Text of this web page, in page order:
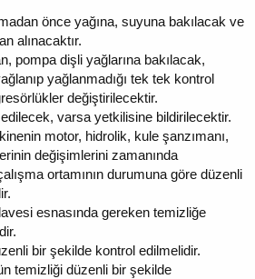
önce yağına, suyuna bakılacak ve
alınacaktır.
pompa dişli yağlarına bakılacak,
yağlanmadığı tek tek kontrol
değiştirilecektir.
varsa yetkilisine bildirilecektir.
motor, hidrolik, kule şanzımanı,
değişimlerini zamanında
ortamının durumuna göre düzenli
esnasında gereken temizliğe
bir şekilde kontrol edilmelidir.
temizliği düzenli bir şekilde